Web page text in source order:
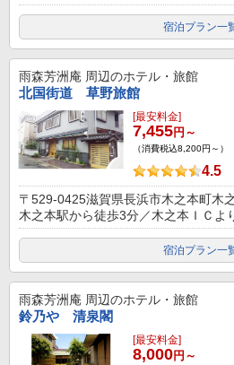
宿泊プラン一
雨森芳洲庵 周辺のホテル・旅館
北国街道 草野旅館
[最安料金]
7,455円～
（消費税込8,200円～）
4.5
〒529-0425滋賀県長浜市木之本町木
木之本駅から徒歩3分／木之本ＩＣよ
宿泊プラン一
雨森芳洲庵 周辺のホテル・旅館
鈴乃や 清泉閣
[最安料金]
8,000円～